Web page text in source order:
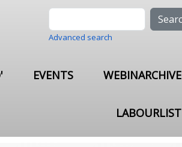
Advanced search
EVENTS WEBINARCHIVE
LABOURLIST